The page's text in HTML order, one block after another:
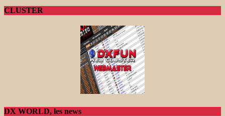
CLUSTER
DX WORLD, les news